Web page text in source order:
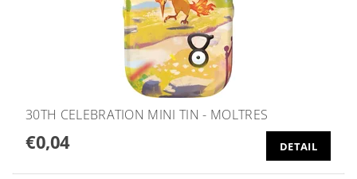
30TH CELEBRATION MINI TIN - MOLTRES
€0,04 DETAIL